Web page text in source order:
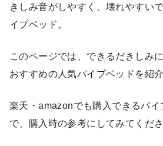
きしみ音がしやすく、壊れやすい
イプベッド。
このページでは、できるだきしみ
おすすめの人気パイプベッドを紹
楽天・amazonでも購入できるパ
で、購入時の参考にしてみてくださ